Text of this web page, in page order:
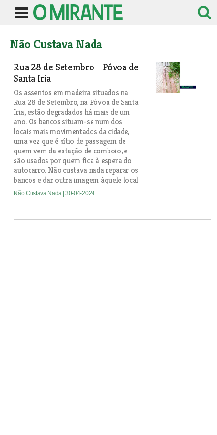
Não Custava Nada
Rua 28 de Setembro – Póvoa de
Santa Iria
Os assentos em madeira situados na
Rua 28 de Setembro, na Póvoa de Santa
Iria, estão degradados há mais de um
ano. Os bancos situam-se num dos
locais mais movimentados da cidade,
uma vez que é sítio de passagem de
quem vem da estação de comboio, e
são usados por quem fica à espera do
autocarro. Não custava nada reparar os
bancos e dar outra imagem àquele local.
Não Custava Nada | 30-04-2024